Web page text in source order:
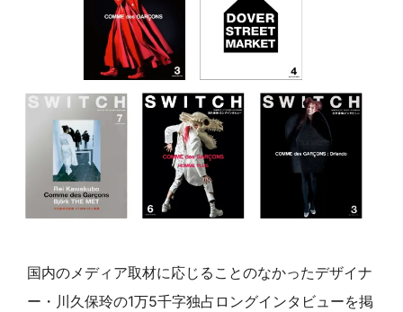
国内のメディア取材に応じることのなかったデザイナ
ー・川久保玲の1万5千字独占ロングインタビューを掲